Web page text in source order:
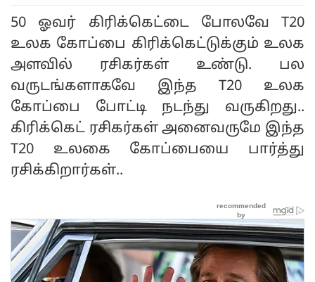
50 ஓவர் கிரிக்கெட்டை போலவே T20
உலக கோப்பை கிரிக்கெட்டுக்கும் உலக
அளவில் ரசிகர்கள் உண்டு. பல
வருடங்களாகவே இந்த T20 உலக
கோப்பை போட்டி நடந்து வருகிறது..
கிரிக்கெட் ரசிகர்கள் அனைவருமே இந்த
T20 உலகை கோப்பையை பார்த்து
ரசிக்கிறார்கள்..